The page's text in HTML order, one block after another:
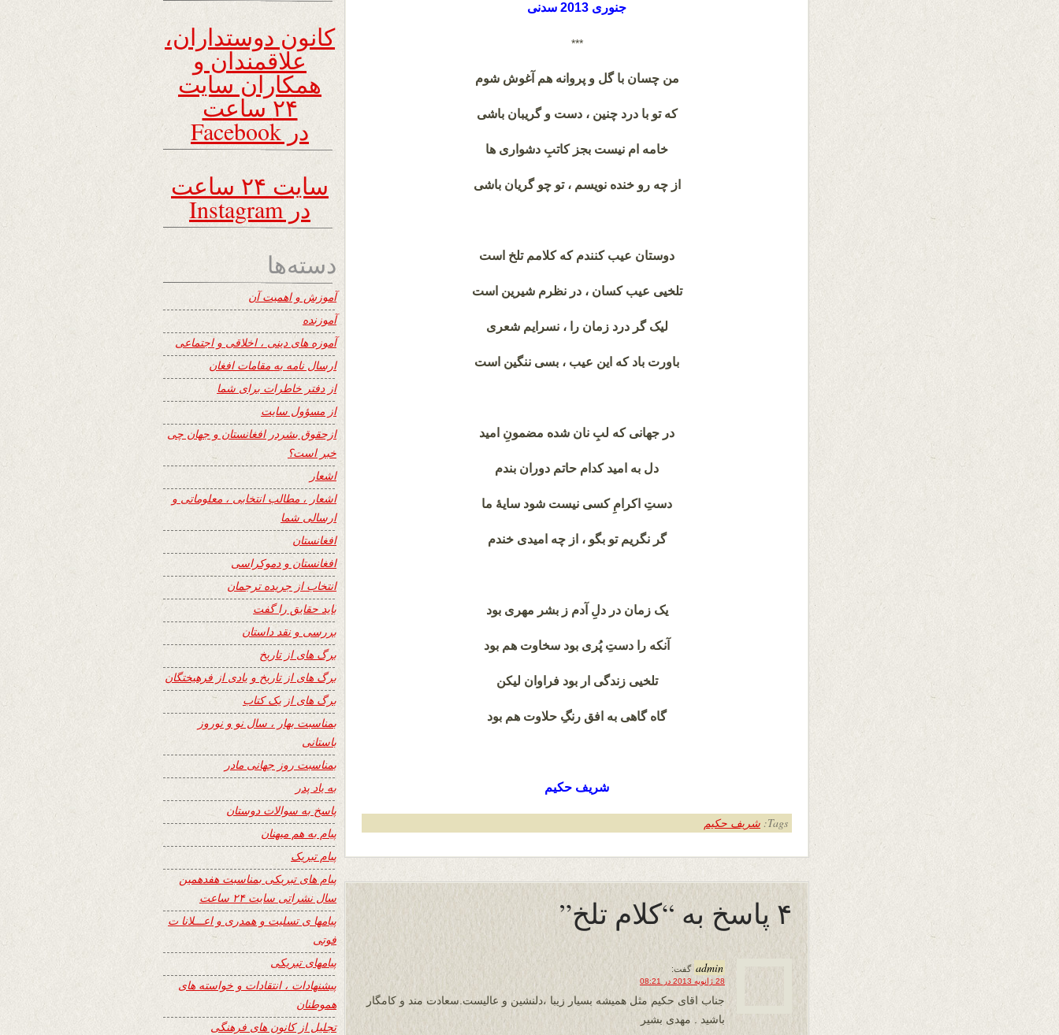
جنوری 2013 سدنی
***
من چسان با گل و پروانه هم آغوش شوم
که تو با درد چنین ، دست و گریبان باشی
خامه ام نیست بجز کاتبِ دشواری ها
از چه رو خنده نویسم ، تو چو گریان باشی
دوستان عیب کنندم که کلامم تلخ است
تلخیی عیب کسان ، در نظرم شیرین است
لیک گر درد زمان را ، نسرایم شعری
باورت باد که این عیب ، بسی ننگین است
در جهانی که لبِ نان شده مضمونِ امید
دل به امید کدام حاتم دوران بندم
دستِ اکرامِ کسی نیست شود سایۀ ما
گر نگریم تو بگو ، از چه امیدی خندم
یک زمان در دلِ آدم ز بشر مهری بود
آنکه را دستِ پُری بود سخاوت هم بود
تلخیی زندگی ار بود فراوان لیکن
گاه گاهی به افق رنگِ حلاوت هم بود
شریف حکیم
Tags: شریف حکیم
۴ پاسخ به “کلام تلخ”
admin گفت:
28 ژانویه 2013 در 08:21
جناب اقای حکیم مثل همیشه بسیار زیبا ،دلنشین و عالیست.سعادت مند و کامگار
باشید . مهدی بشیر
کانون دوستداران،
علاقمندان و
همکاران سایت
۲۴ ساعت
در Facebook
سایت ۲۴ ساعت
در Instagram
دسته‌ها
آموزش و اهمیت آن
آموزنده
آموزه های دینی ، اخلاقی و اجتماعی
ارسال نامه به مقامات افغان
از دفتر خاطرات برای شما
از مسؤول سایت
ازحقوق بشردر افغانستان و جهان چی
خبر است؟
اشعار
اشعار ، مطالب انتخابی ، معلوماتی و
ارسالی شما
افغانستان
افغانستان و دموکراسی
انتخاب از جریده ترجمان
باید حقایق را گفت
بررسی و نقد داستان
برگ های از تاریخ
برگ های از تاریخ و یادی از فرهیختگان
برگ های از یک کتاب
بمناسبت بهار ، سال نو و نوروز
باستانی
بمناسبت روز جهانی مادر
به یاد پدر
پاسخ به سوالات دوستان
پیام به هم میهنان
پیام تبریک
پیام های تبریکی بمناسبت هفدهمین
سال نشراتی سایت ۲۴ ساعت
پیامها ی تسلیت و همدری و اعـــلانا ت
فوتی
پیامهای تبریکی
پیشنهادات ، انتقادات و خواسته های
هموطنان
تجلیل از کانون های فرهنگی